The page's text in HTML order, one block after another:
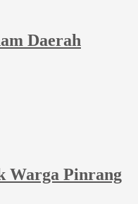
Daerah
Warga Pinrang